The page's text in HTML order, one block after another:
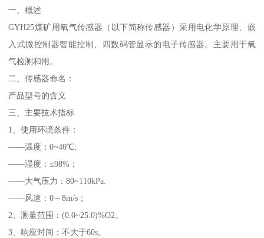
一、概述
GYH25煤矿用氧气传感器（以下简称传感器）采用电化学原理、嵌
入式微控制器智能控制、四数码管显示的电子传感器。主要用于氧
气检测和用。
二、传感器命名：
产品型号的含义
三、主要技术指标
1、使用环境条件：
——温度：0~40℃;
——湿度：≤98%；
——大气压力：80~110kPa.
——风速：0～8m/s；
2、测量范围：(0.0~25.0)%O2。
3、响应时间：不大于60s。